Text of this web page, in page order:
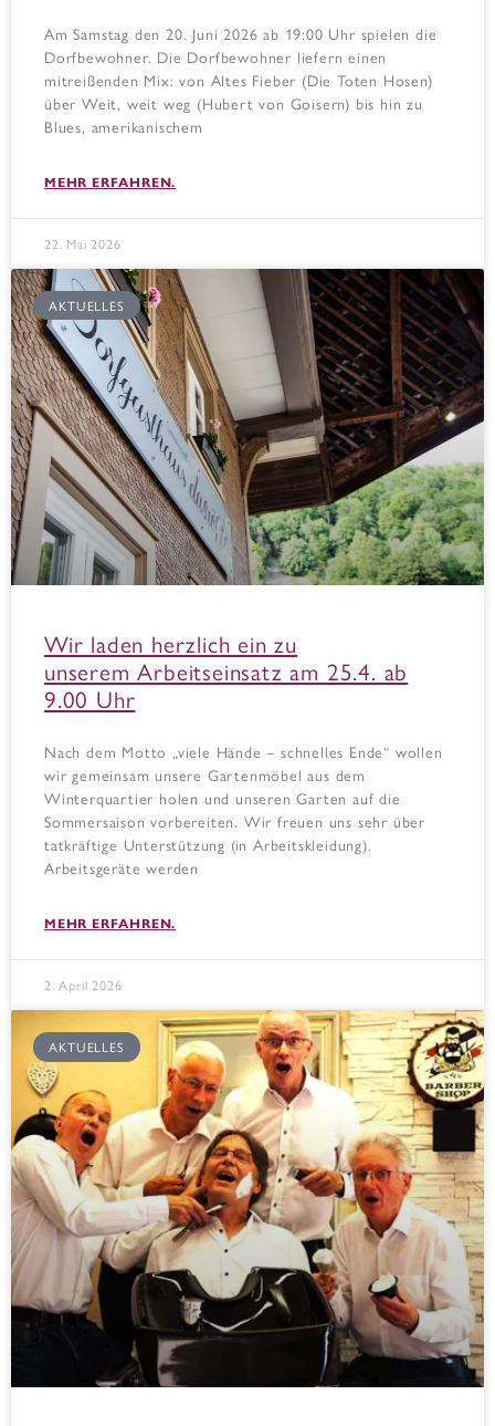
Am Samstag den 20. Juni 2026 ab 19:00 Uhr spielen die
Dorfbewohner. Die Dorfbewohner liefern einen
mitreißenden Mix: von Altes Fieber (Die Toten Hosen)
über Weit, weit weg (Hubert von Goisern) bis hin zu
Blues, amerikanischem
MEHR ERFAHREN.
22. Mai 2026
AKTUELLES
Wir laden herzlich ein zu
unserem Arbeitseinsatz am 25.4. ab
9.00 Uhr
Nach dem Motto „viele Hände – schnelles Ende“ wollen
wir gemeinsam unsere Gartenmöbel aus dem
Winterquartier holen und unseren Garten auf die
Sommersaison vorbereiten. Wir freuen uns sehr über
tatkräftige Unterstützung (in Arbeitskleidung).
Arbeitsgeräte werden
MEHR ERFAHREN.
2. April 2026
AKTUELLES